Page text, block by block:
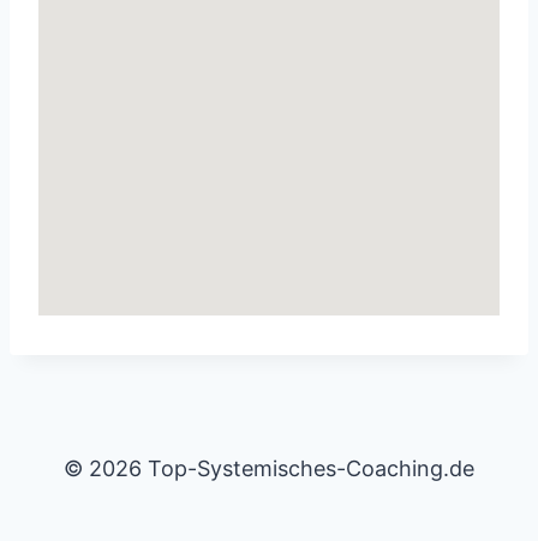
© 2026 Top-Systemisches-Coaching.de